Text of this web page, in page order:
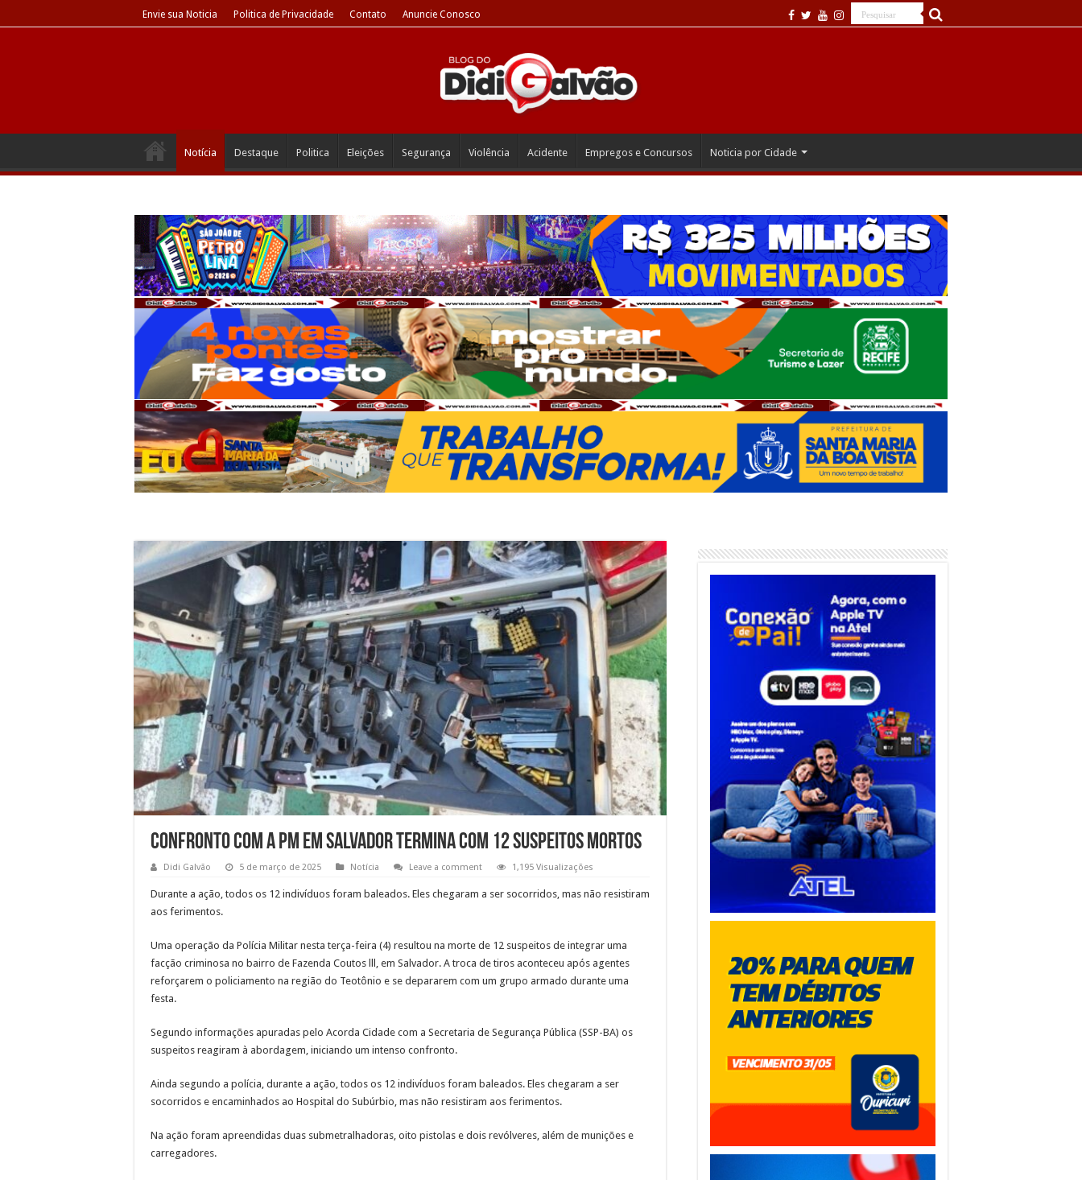
Envie sua Noticia Politica de Privacidade Contato Anuncie Conosco
Notícia Destaque Politica Eleições Segurança Violência Acidente Empregos e Concursos Noticia por Cidade
Confronto com a PM em Salvador termina com 12 suspeitos mortos
Didi Galvão 5 de março de 2025 Notícia Leave a comment 1,195 Visualizações
Durante a ação, todos os 12 indivíduos foram baleados. Eles chegaram a ser socorridos, mas não resistiram
aos ferimentos.
Uma operação da Polícia Militar nesta terça-feira (4) resultou na morte de 12 suspeitos de integrar uma
facção criminosa no bairro de Fazenda Coutos lll, em Salvador. A troca de tiros aconteceu após agentes
reforçarem o policiamento na região do Teotônio e se depararem com um grupo armado durante uma
festa.
Segundo informações apuradas pelo Acorda Cidade com a Secretaria de Segurança Pública (SSP-BA) os
suspeitos reagiram à abordagem, iniciando um intenso confronto.
Ainda segundo a polícia, durante a ação, todos os 12 indivíduos foram baleados. Eles chegaram a ser
socorridos e encaminhados ao Hospital do Subúrbio, mas não resistiram aos ferimentos.
Na ação foram apreendidas duas submetralhadoras, oito pistolas e dois revólveres, além de munições e
carregadores.